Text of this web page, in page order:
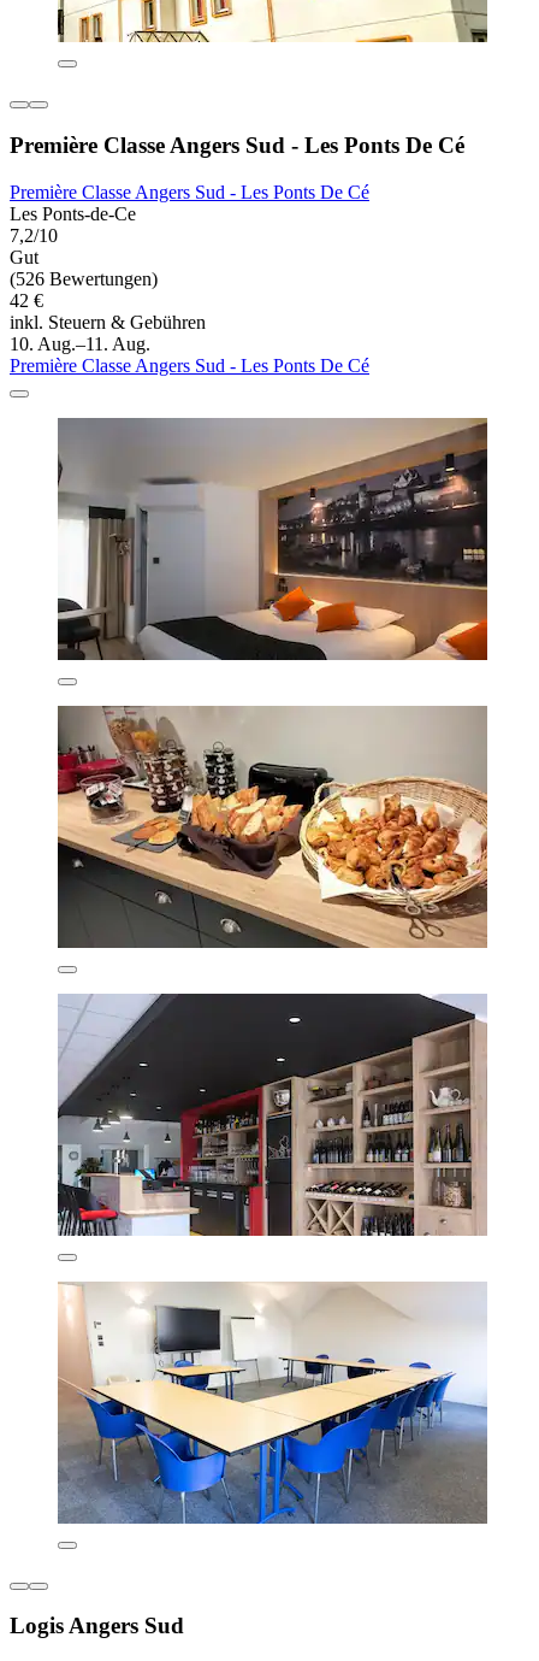
Première Classe Angers Sud - Les Ponts De Cé
Première Classe Angers Sud - Les Ponts De Cé
Les Ponts-de-Ce
7,2/10
Gut
(526 Bewertungen)
42 €
inkl. Steuern & Gebühren
10. Aug.–11. Aug.
Première Classe Angers Sud - Les Ponts De Cé
Logis Angers Sud